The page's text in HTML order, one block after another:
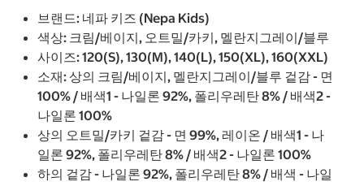
브랜드: 네파 키즈 (Nepa Kids)
색상: 크림/베이지, 오트밀/카키, 멜란지그레이/블루
사이즈: 120(S), 130(M), 140(L), 150(XL), 160(XXL)
소재: 상의 크림/베이지, 멜란지그레이/블루 겉감 - 면
100% / 배색1 - 나일론 92%, 폴리우레탄 8% / 배색2 -
나일론 100%
상의 오트밀/카키 겉감 - 면 99%, 레이온 / 배색1 - 나
일론 92%, 폴리우레탄 8% / 배색2 - 나일론 100%
하의 겉감 - 나일론 92%, 폴리우레탄 8% / 배색 - 나일